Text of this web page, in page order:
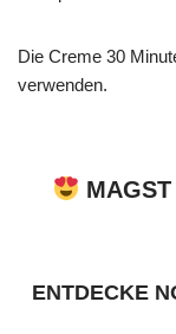
Die Creme 30
verwenden.
ENTDECKE